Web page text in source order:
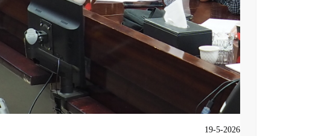
19-5-2026